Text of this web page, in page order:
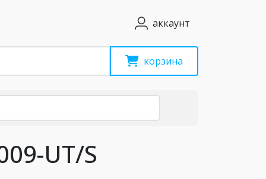
аккаунт
корзина
UT/S